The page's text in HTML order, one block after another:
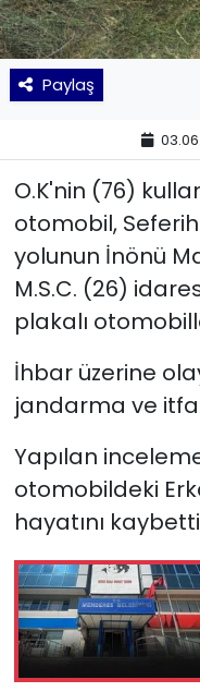
Paylaş
O.K'nin (76)
otomobil,
yolunun İnönü
M.S.C. (26)
plakalı
İhbar üzerine
jandarma ve
Yapılan
otomobildeki
hayatını
SAĞLIK
Siyaset
TEKNOLOJİ
Yaşam
YEREL
YEREL